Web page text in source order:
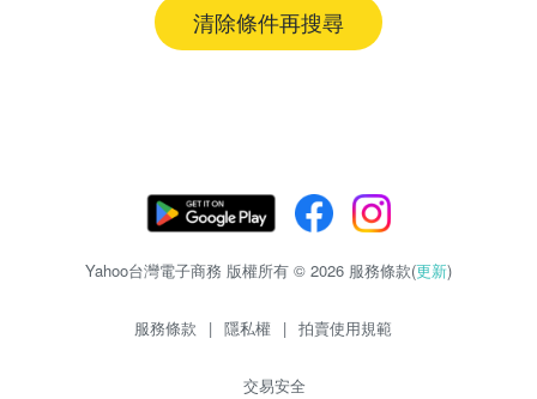
清除條件再搜尋
Yahoo台灣電子商務 版權所有 © 2026 服務條款(更新)
服務條款 | 隱私權 | 拍賣使用規範
交易安全